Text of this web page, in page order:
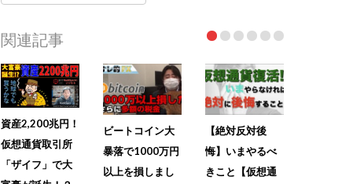
関連記事
資産2,200兆円！
仮想通貨取引所
「ザイフ」で大
ビートコイン大
暴落で1000万円
以上を損しまし
【絶対反対後
悔】いまやるべ
きこと【仮想通